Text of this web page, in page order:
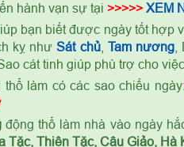
hành vạn sự tại >>>>> XEM
bạn biết được ngày tốt hợp
kỵ nhưSát chủ, Tam nương
cát tinh giúp phù trợ cho
làm có các sao chiếu
động thổ làm nhà vào ngày
Tặc, Thiên Tặc, Câu Giảo, Hà